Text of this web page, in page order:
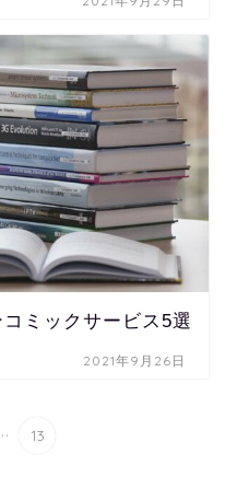
ミックサービス5選
2021年9月26日
13